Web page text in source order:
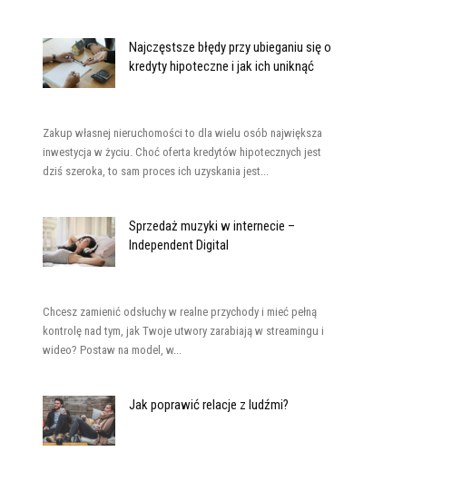
Najczęstsze błędy przy ubieganiu się o
kredyty hipoteczne i jak ich uniknąć
Zakup własnej nieruchomości to dla wielu osób największa
inwestycja w życiu. Choć oferta kredytów hipotecznych jest
dziś szeroka, to sam proces ich uzyskania jest...
Sprzedaż muzyki w internecie –
Independent Digital
Chcesz zamienić odsłuchy w realne przychody i mieć pełną
kontrolę nad tym, jak Twoje utwory zarabiają w streamingu i
wideo? Postaw na model, w...
Jak poprawić relacje z ludźmi?